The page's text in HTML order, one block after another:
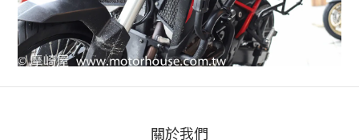
關於我們